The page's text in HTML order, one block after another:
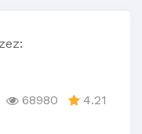
68980 4.21